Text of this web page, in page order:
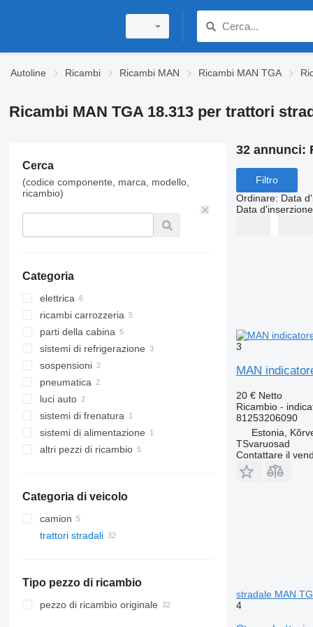
Autoline Ricambi Ricambi MAN Ricambi MAN TGA
Ricambi MAN TGA 18.313 per trattori
Cerca
(codice componente, marca, modello,
ricambio)
Categoria
elettrica
cruscotti
gambi interruttori
sensori
staccabatterie
ricambi carrozzeria
parafanghi
predellini
cassette batteria
parti della cabina
rivestimento
condizionatori e ricambi
tubi aria condizionata
specchietti retrovisori
sistemi di refrigerazione
radiatori di raffreddamento motore
raffreddamento
sospensioni
asse
sospensioni - altri ricambi
pneumatica
valvole pneumatica
essiccatori d'aria
luci auto
fanali
indicatori di direzione
sistemi di frenatura
pinze freni
sistemi di alimentazione
corpi dei filtri aria
altri pezzi di ricambio
Categoria di veicolo
camion
trattori stradali
Tipo pezzo di ricambio
pezzo di ricambio originale
32 annunci:
Filtro
Ordinare: Data
Data d'inserzione
3
MAN
20 € Netto
Ricambio -
81253206090
Estonia,
TSvaruosad
Contattare il
stradale MAN
4